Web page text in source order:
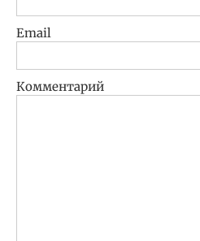
Email
Комментарий